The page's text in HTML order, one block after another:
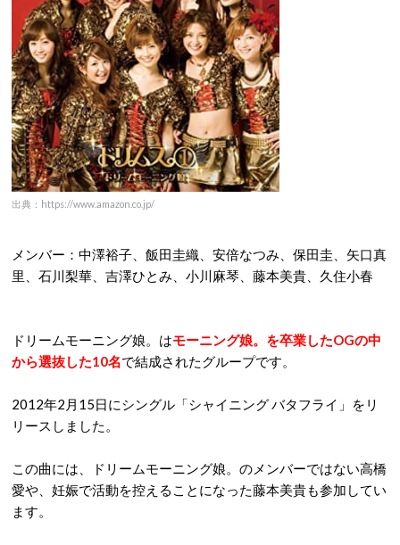
出典：https://www.amazon.co.jp/
メンバー：中澤裕子、飯田圭織、安倍なつみ、保田圭、矢口真
里、石川梨華、吉澤ひとみ、小川麻琴、藤本美貴、久住小春
ドリームモーニング娘。はモーニング娘。を卒業したOGの中
から選抜した10名で結成されたグループです。
2012年2月15日にシングル「シャイニング バタフライ」をリ
リースしました。
この曲には、ドリームモーニング娘。のメンバーではない高橋
愛や、妊娠で活動を控えることになった藤本美貴も参加してい
ます。